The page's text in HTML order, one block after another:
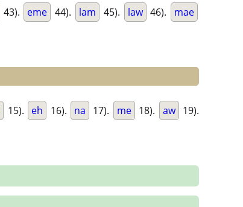
43). eme 44). lam 45). law 46). mae
15). eh 16). na 17). me 18). aw 19).